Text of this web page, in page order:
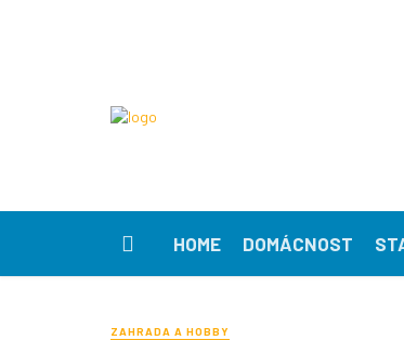
HOME DOMÁCNOST
ZAHRADA A HOBBY